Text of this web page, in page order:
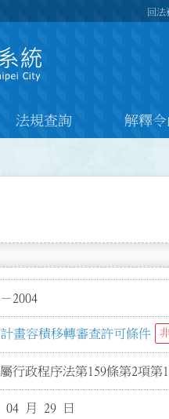
回法
法規查詢 解釋令
2004
畫容積移轉審查許可條件
行政程序法第159條第2項第
04 月 29 日